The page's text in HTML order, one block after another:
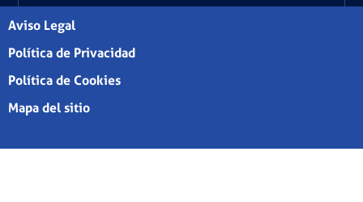
Aviso Legal
Política de Privacidad
Política de Cookies
Mapa del sitio